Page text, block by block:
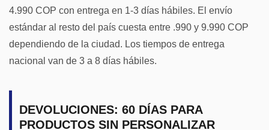
4.990 COP con entrega en 1-3 días hábiles. El envío
estándar al resto del país cuesta entre .990 y 9.990 COP
dependiendo de la ciudad. Los tiempos de entrega
nacional van de 3 a 8 días hábiles.
DEVOLUCIONES: 60 DÍAS PARA
PRODUCTOS SIN PERSONALIZAR